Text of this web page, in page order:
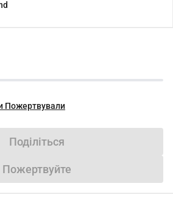
Пожертвували
Поділіться
Пожертвуйте